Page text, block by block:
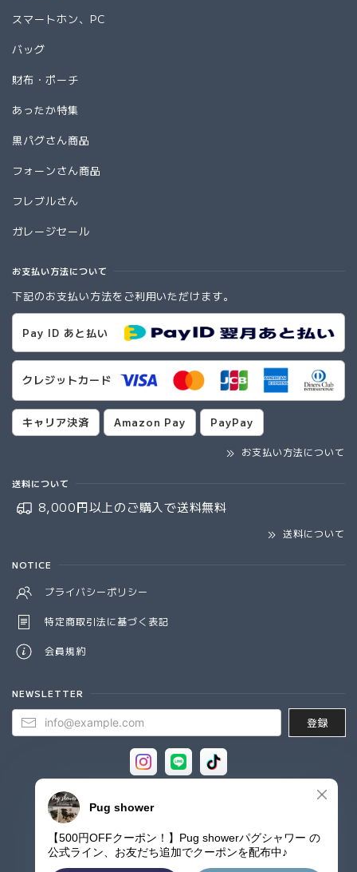
スマートホン、PC
バッグ
財布・ポーチ
あったか特集
黒パグさん商品
フォーンさん商品
フレブルさん
ガレージセール
お支払い方法について
下記のお支払い方法をご利用いただけます。
Pay ID あと払い
クレジットカード
キャリア決済 Amazon Pay PayPay
お支払い方法について
送料について
8,000円以上のご購入で送料無料
送料について
NOTICE
プライバシーポリシー
特定商取引法に基づく表記
会員規約
NEWSLETTER
登録
© Pug shower - パグシャワー パグ雑貨専門店